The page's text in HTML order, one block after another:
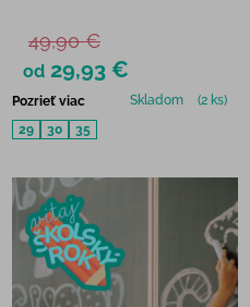
od 29,93 €
49,90 €
Pozrieť viac Skladom
(2 ks)
29
30 35